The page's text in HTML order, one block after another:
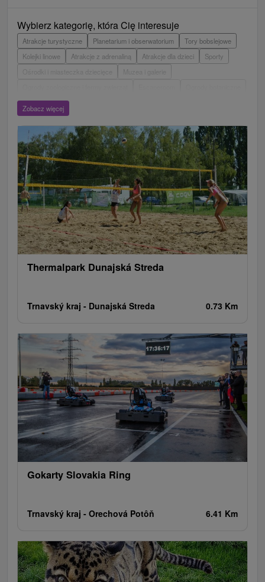
Wybierz kategorię, która Cię interesuje
Atrakcje turystyczne Planetarium i obserwatorium
Tory bobslejowe
Kolejki linowe
Atrakcje z adrenaliną Atrakcje dla dzieci
Sporty
Muzea i galerie
Parki miejskie i zamkowe
Jeziora, jeziora, zbiorniki wodne
Wodospady
Kościoły drewniane
Zamki, pałace, ruiny
Aquaparki, baseny
Źródła Teatry Jaskinie
Jazda konna
Skanseny
Túry a turistické chodníky
Areny laserowe i paintball
Zamki
Chaty górskie Miejsca sakralne
Rafting, rafting, rafting
Wieże obserwacyjne i chodniki
Obiekty architektoniczne
Ośrodek narciarski
Pola golfowe
Tory gokartowe
Amfiteatry i kina w przyrodzie
Szlaki winne Cyklotrasy
Zobacz więcej
Thermalpark Dunajská Streda
Trnavský kraj - Dunajská Streda 0.73 Km
Gokarty Slovakia Ring
Trnavský kraj - Orechová Potôň 6.41 Km